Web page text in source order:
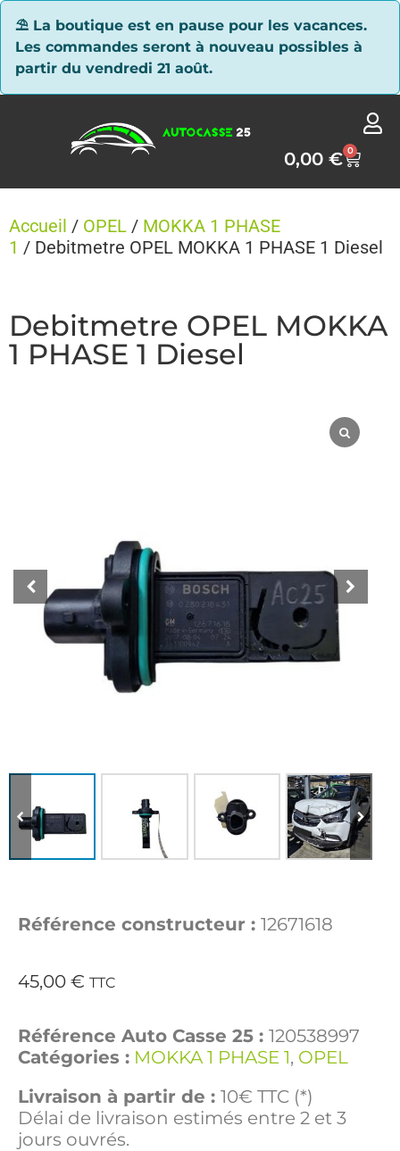
⛱ La boutique est en pause pour les vacances.
Les commandes seront à nouveau possibles à
partir du vendredi 21 août.
0,00€ 0
Accueil / OPEL / MOKKA 1 PHASE
1 / Debitmetre OPEL MOKKA 1 PHASE 1 Diesel
Debitmetre OPEL MOKKA
1 PHASE 1 Diesel
Référence constructeur : 12671618
45,00 € TTC
Référence Auto Casse 25 : 120538997
Catégories : MOKKA 1 PHASE 1, OPEL
Livraison à partir de : 10€ TTC (*)
Délai de livraison estimés entre 2 et 3
jours ouvrés.
Panneau de gestion des cookies